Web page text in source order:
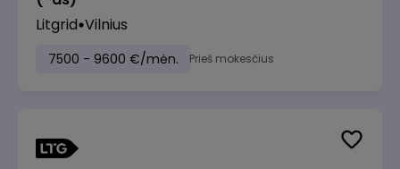
Litgrid Vilnius
7500 - 9600 €/mėn. Prieš mokesčius